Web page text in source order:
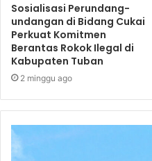
Sosialisasi Perundang-
undangan di Bidang Cukai
Perkuat Komitmen
Berantas Rokok Ilegal di
Kabupaten Tuban
2 minggu ago